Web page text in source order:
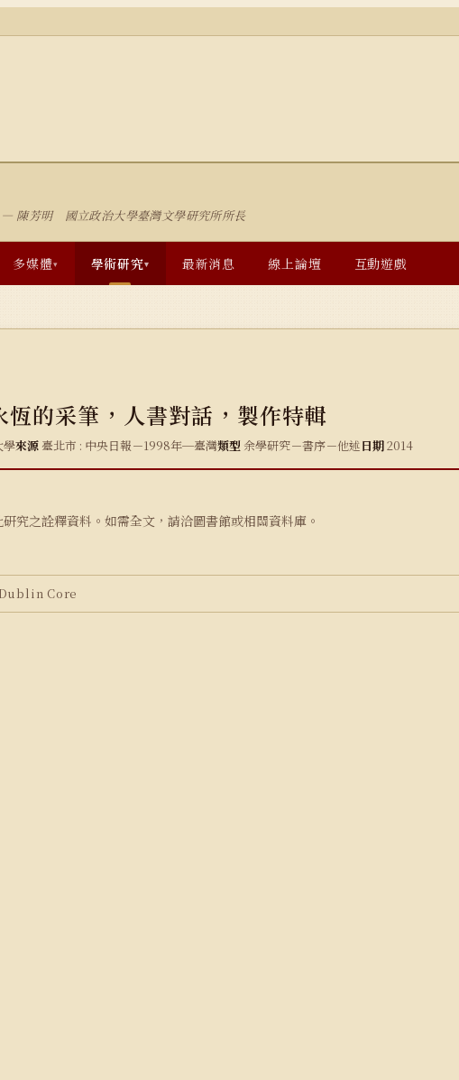
— 陳芳明 國立政治大學臺灣文學研究所所長
多媒體▾ 學術研究▾ 最新消息 線上論壇 互動遊戲
恆的采筆，人書對話，製作特輯
學來源臺北市 : 中央日報－1998年─臺灣類型 余學研究－書序－他述日期2014
究之詮釋資料。如需全文，請洽圖書館或相關資料庫。
Core